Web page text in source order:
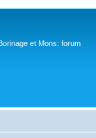
et Mons: forum